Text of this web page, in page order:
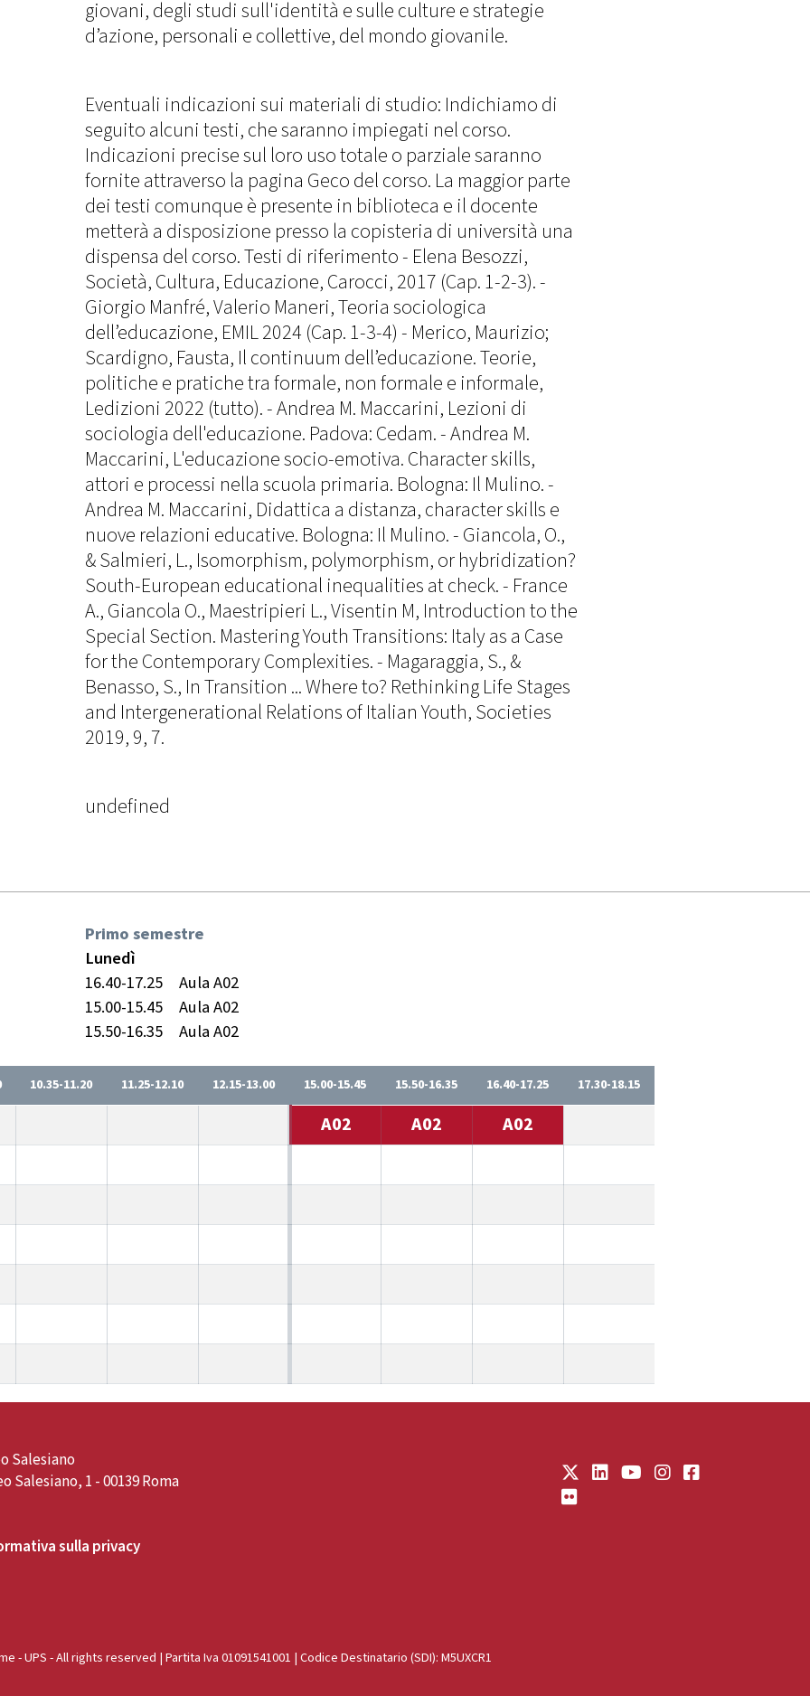
giovani, degli studi sull'identità e sulle culture e strategie
d’azione, personali e collettive, del mondo giovanile.
Eventuali indicazioni sui materiali di studio: Indichiamo di
seguito alcuni testi, che saranno impiegati nel corso.
Indicazioni precise sul loro uso totale o parziale saranno
fornite attraverso la pagina Geco del corso. La maggior parte
dei testi comunque è presente in biblioteca e il docente
metterà a disposizione presso la copisteria di università una
dispensa del corso. Testi di riferimento - Elena Besozzi,
Società, Cultura, Educazione, Carocci, 2017 (Cap. 1-2-3). -
Giorgio Manfré, Valerio Maneri, Teoria sociologica
dell’educazione, EMIL 2024 (Cap. 1-3-4) - Merico, Maurizio;
Scardigno, Fausta, Il continuum dell’educazione. Teorie,
politiche e pratiche tra formale, non formale e informale,
Ledizioni 2022 (tutto). - Andrea M. Maccarini, Lezioni di
sociologia dell'educazione. Padova: Cedam. - Andrea M.
Maccarini, L'educazione socio-emotiva. Character skills,
attori e processi nella scuola primaria. Bologna: Il Mulino. -
Andrea M. Maccarini, Didattica a distanza, character skills e
nuove relazioni educative. Bologna: Il Mulino. - Giancola, O.,
& Salmieri, L., Isomorphism, polymorphism, or hybridization?
South-European educational inequalities at check. - France
A., Giancola O., Maestripieri L., Visentin M, Introduction to the
Special Section. Mastering Youth Transitions: Italy as a Case
for the Contemporary Complexities. - Magaraggia, S., &
Benasso, S., In Transition ... Where to? Rethinking Life Stages
and Intergenerational Relations of Italian Youth, Societies
2019, 9, 7.
undefined
Primo semestre
Lunedì
16.40-17.25
Aula A02
15.00-15.45
Aula A02
15.50-16.35
Aula A02
10.35-11.20 11.25-12.10 12.15-13.00 15.00-15.45 15.50-16.35 16.40-17.25 17.30-18.15
A02 A02 A02
Salesiano
Salesiano, 1 - 00139 Roma
sulla privacy
- UPS - All rights reserved | Partita Iva 01091541001 | Codice Destinatario (SDI): M5UXCR1